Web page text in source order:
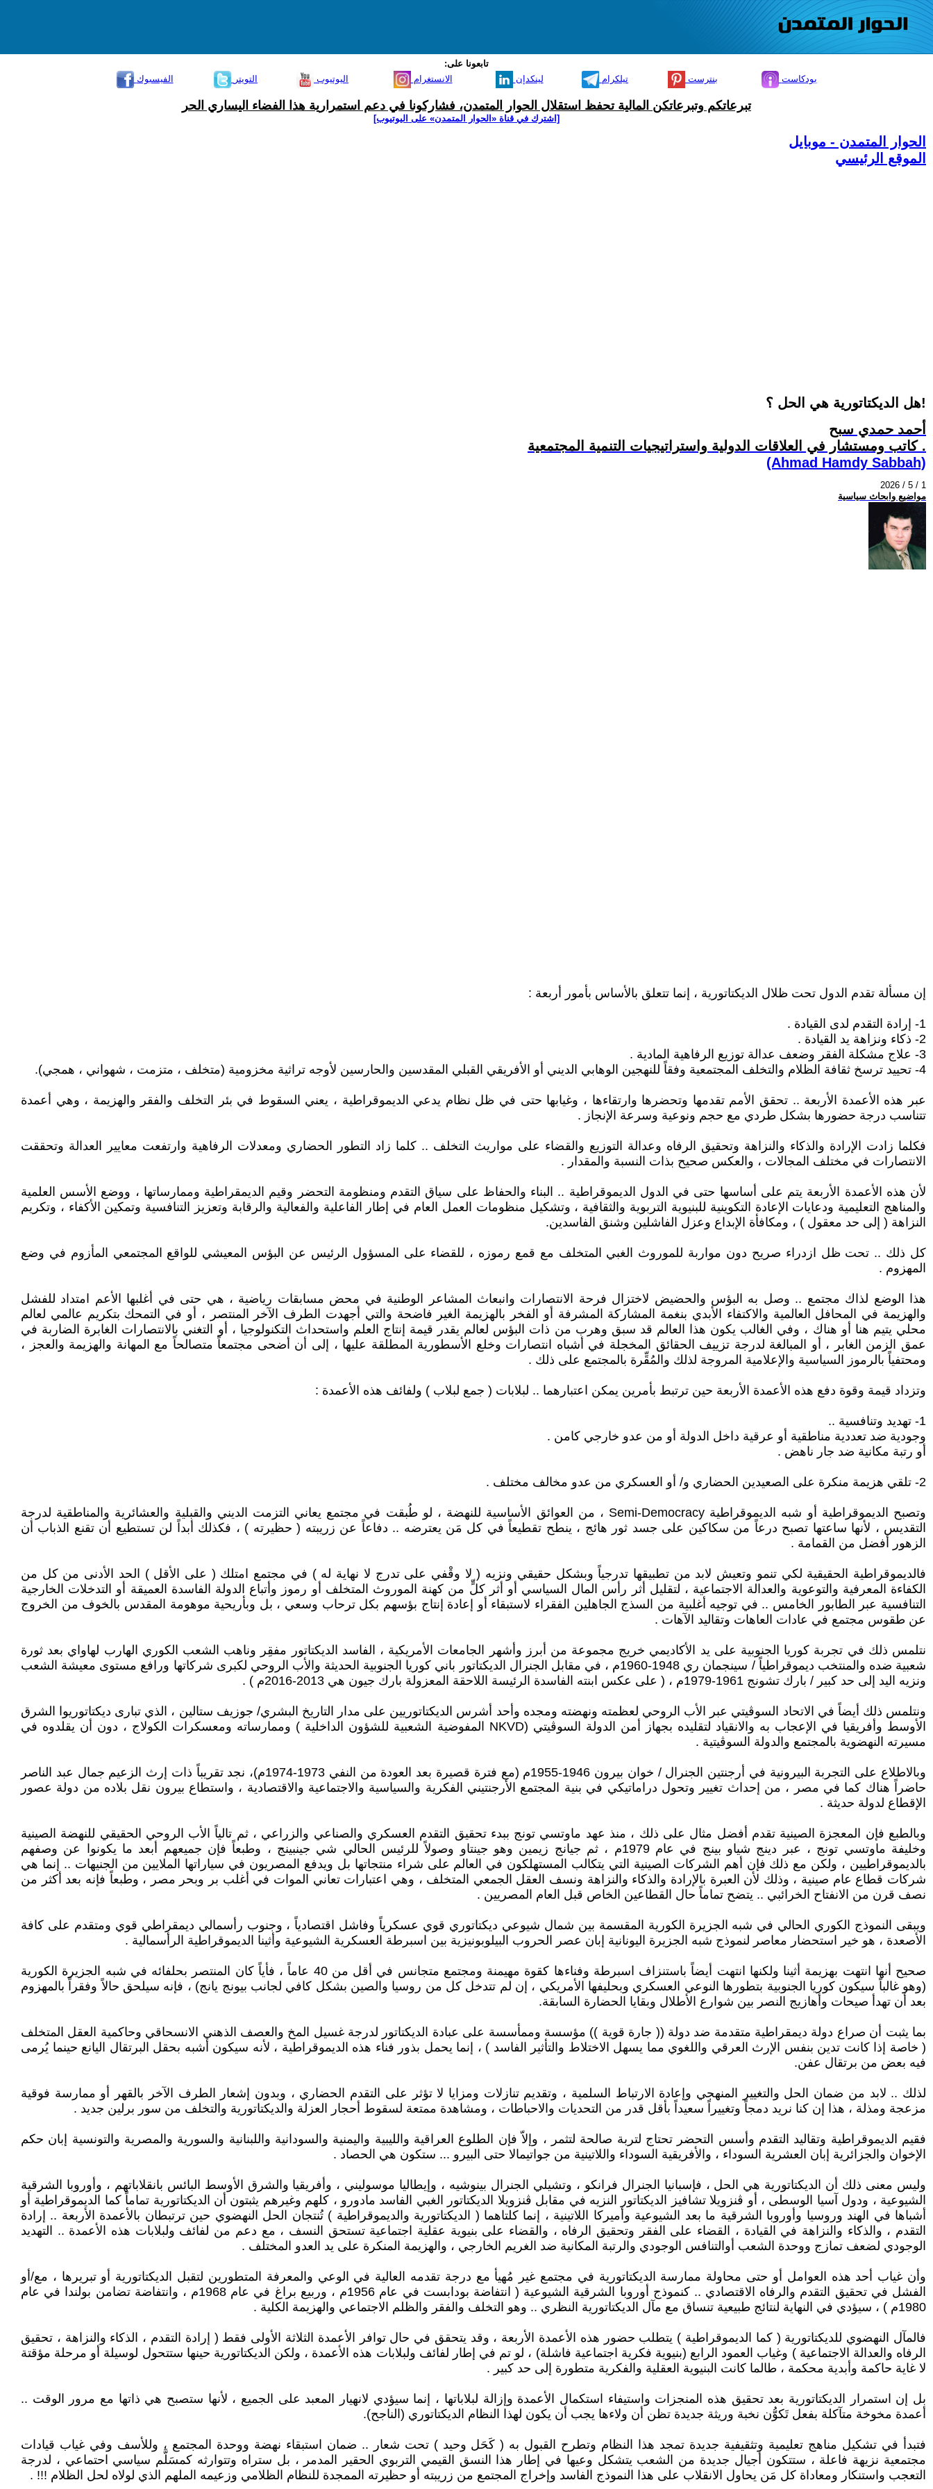
تابعونا على:
الفيسبوك
التويتر اليوتيوب الانستغرام لينكدإن تيلكرام بنترست بودكاست
تبرعاتكم وتبرعاتكن المالية تحفظ استقلال الحوار المتمدن، فشاركونا في دعم استمرارية هذا الفضاء اليساري الحر
[اشترك في قناة ‫«الحوار المتمدن» على اليوتيوب]
الحوار المتمدن - موبايل
الموقع الرئيسي
هل الديكتاتورية هي الحل ؟!
أحمد حمدي سبح
كاتب ومستشار في العلاقات الدولية واستراتيجيات التنمية المجتمعية .
(Ahmad Hamdy Sabbah)
2026 / 5 / 1
مواضيع وابحاث سياسية
إن مسألة تقدم الدول تحت ظلال الديكتاتورية ، إنما تتعلق بالأساس بأمور أربعة :
1- إرادة التقدم لدى القيادة .
2- ذكاء ونزاهة يد القيادة .
3- علاج مشكلة الفقر وضعف عدالة توزيع الرفاهية المادية .
4- تحييد ترسخ ثقافة الظلام والتخلف المجتمعية وفقاً للنهجين الوهابي الديني أو الأفريقي القبلي المقدسين والحارسين لأوجه تراثية مخزومية (متخلف ، متزمت ، شهواني ، همجي).
عبر هذه الأعمدة الأربعة .. تحقق الأمم تقدمها وتحضرها وارتقاءها ، وغيابها حتى في ظل نظام يدعي الديموقراطية ، يعني السقوط في بئر التخلف والفقر والهزيمة ، وهي أعمدة
تتناسب درجة حضورها بشكل طردي مع حجم ونوعية وسرعة الإنجاز .
فكلما زادت الإرادة والذكاء والنزاهة وتحقيق الرفاه وعدالة التوزيع والقضاء على مواريث التخلف .. كلما زاد التطور الحضاري ومعدلات الرفاهية وارتفعت معايير العدالة وتحققت
الانتصارات في مختلف المجالات ، والعكس صحيح بذات النسبة والمقدار .
لأن هذه الأعمدة الأربعة يتم على أساسها حتى في الدول الديموقراطية .. البناء والحفاظ على سياق التقدم ومنظومة التحضر وقيم الديمقراطية وممارساتها ، ووضع الأسس العلمية
والمناهج التعليمية ودعايات الإعادة التكوينية للبنيوية التربوية والثقافية ، وتشكيل منظومات العمل العام في إطار الفاعلية والفعالية والرقابة وتعزيز التنافسية وتمكين الأكفاء ، وتكريم
النزاهة ( إلى حد معقول ) ، ومكافأة الإبداع وعزل الفاشلين وشنق الفاسدين.
كل ذلك .. تحت ظل ازدراء صريح دون مواربة للموروث الغبي المتخلف مع قمع رموزه ، للقضاء على المسؤول الرئيس عن البؤس المعيشي للواقع المجتمعي المأزوم في وضع
المهزوم .
هذا الوضع لذاك مجتمع .. وصل به البؤس والحضيض لاختزال فرحة الانتصارات وانبعاث المشاعر الوطنية في محض مسابقات رياضية ، هي حتى في أغلبها الأعم امتداد للفشل
والهزيمة في المحافل العالمية والاكتفاء الأبدي بنغمة المشاركة المشرفة أو الفخر بالهزيمة الغير فاضحة والتي أجهدت الطرف الآخر المنتصر ، أو في التمحك بتكريم عالمي لعالم
محلي يتيم هنا أو هناك ، وفي الغالب يكون هذا العالم قد سبق وهرب من ذات البؤس لعالم يقدر قيمة إنتاج العلم واستحداث التكنولوجيا ، أو التغني بالانتصارات الغابرة الضاربة في
عمق الزمن الغابر ، أو المبالغة لدرجة تزييف الحقائق المخجلة في أشباه انتصارات وخلع الأسطورية المطلقة عليها ، إلى أن أضحى مجتمعاً متصالحاً مع المهانة والهزيمة والعجز ،
ومحتفياً بالرموز السياسية والإعلامية المروجة لذلك والمُقِّرة بالمجتمع على ذلك .
وتزداد قيمة وقوة دفع هذه الأعمدة الأربعة حين ترتبط بأمرين يمكن اعتبارهما .. لبلابات ( جمع لبلاب ) ولفائف هذه الأعمدة :
1- تهديد وتنافسية ..
وجودية ضد تعددية مناطقية أو عرقية داخل الدولة أو من عدو خارجي كامن .
أو رتبة مكانية ضد جار ناهض .
2- تلقي هزيمة منكرة على الصعيدين الحضاري و/ أو العسكري من عدو مخالف مختلف .
وتصبح الديموقراطية أو شبه الديموقراطية Semi-Democracy ، من العوائق الأساسية للنهضة ، لو طُبقت في مجتمع يعاني التزمت الديني والقبلية والعشائرية والمناطقية لدرجة
التقديس ، لأنها ساعتها تصبح درعاً من سكاكين على جسد ثور هائج ، ينطح تقطيعاً في كل مَن يعترضه .. دفاعاً عن زريبته ( حظيرته ) ، فكذلك أبداً لن تستطيع أن تقنع الذباب أن
الزهور أفضل من القمامة .
فالديموقراطية الحقيقية لكي تنمو وتعيش لابد من تطبيقها تدرجياً وبشكل حقيقي ونزيه ( لا وقْفي على تدرج لا نهاية له ) في مجتمع امتلك ( على الأقل ) الحد الأدنى من كل من
الكفاءة المعرفية والتوعوية والعدالة الاجتماعية ، لتقليل أثر رأس المال السياسي أو أثر كلٍّ من كهنة الموروث المتخلف أو رموز وأتباع الدولة الفاسدة العميقة أو التدخلات الخارجية
التنافسية عبر الطابور الخامس .. في توجيه أغلبية من السذج الجاهلين الفقراء لاستبقاء أو إعادة إنتاج بؤسهم بكل ترحاب وسعي ، بل وبأريحية موهومة المقدس بالخوف من الخروج
عن طقوس مجتمع في عادات العاهات وتقاليد الآهات .
نتلمس ذلك في تجربة كوريا الجنوبية على يد الأكاديمي خريج مجموعة من أبرز وأشهر الجامعات الأمريكية ، الفاسد الديكتاتور مفقِر وناهب الشعب الكوري الهارب لهاواي بعد ثورة
شعبية ضده والمنتخب ديموقراطياً / سينجمان ري 1948-1960م ، في مقابل الجنرال الديكتاتور باني كوريا الجنوبية الحديثة والأب الروحي لكبرى شركاتها ورافع مستوى معيشة الشعب
ونزيه اليد إلى حد كبير / بارك تشونج 1961-1979م ، ( على عكس ابنته الفاسدة الرئيسة اللاحقة المعزولة بارك جيون هي 2013-2016م ) .
ونتلمس ذلك أيضاً في الاتحاد السوڤيتي عبر الأب الروحي لعظمته ونهضته ومجده وأحد أشرس الديكتاتوريين على مدار التاريخ البشري/ جوزيف ستالين ، الذي تبارى ديكتاتوريوا الشرق
الأوسط وأفريقيا في الإعجاب به والانقياد لتقليده بجهاز أمن الدولة السوڨيتي (NKVD المفوضية الشعبية للشؤون الداخلية ) وممارساته ومعسكرات الكولاج ، دون أن يقلدوه في
مسيرته النهضوية بالمجتمع والدولة السوڤيتية .
وبالاطلاع على التجربة البيرونية في أرجنتين الجنرال / خوان بيرون 1946-1955م (مع فترة قصيرة بعد العودة من النفي 1973-1974م)، نجد تقريباً ذات إرث الزعيم جمال عبد الناصر
حاضراً هناك كما في مصر ، من إحداث تغيير وتحول دراماتيكي في بنية المجتمع الأرجنتيني الفكرية والسياسية والاجتماعية والاقتصادية ، واستطاع بيرون نقل بلاده من دولة عصور
الإقطاع لدولة حديثة .
وبالطبع فإن المعجزة الصينية تقدم أفضل مثال على ذلك ، منذ عهد ماوتسي تونج ببدء تحقيق التقدم العسكري والصناعي والزراعي ، ثم تالياً الأب الروحي الحقيقي للنهضة الصينية
وخليفة ماوتسي تونج ، عبر دينج شياو بينج في عام 1979م ، ثم جيانج زيمين وهو جينتاو وصولاً للرئيس الحالي شي جينبينج ، وطبعاً فإن جميعهم أبعد ما يكونوا عن وصفهم
بالديموقراطيين ، ولكن مع ذلك فإن أهم الشركات الصينية التي يتكالب المستهلكون في العالم على شراء منتجاتها بل ويدفع المصريون في سياراتها الملايين من الجنيهات .. إنما هي
شركات قطاع عام صينية ، وذلك لأن العبرة بالإرادة والذكاء والنزاهة ونسف العقل الجمعي المتخلف ، وهي اعتبارات تعاني الموات في أغلب بر وبحر مصر ، وطبعاً فإنه بعد أكثر من
نصف قرن من الانفتاح الخرائبي .. يتضح تماماً حال القطاعين الخاص قبل العام المصريين .
ويبقى النموذج الكوري الحالي في شبه الجزيرة الكورية المقسمة بين شمال شيوعي ديكتاتوري قوي عسكرياً وفاشل اقتصادياً ، وجنوب رأسمالي ديمقراطي قوي ومتقدم على كافة
الأصعدة ، هو خير استحضار معاصر لنموذج شبه الجزيرة اليونانية إبان عصر الحروب البيلوبونيزية بين اسبرطة العسكرية الشيوعية وأثينا الديموقراطية الرأسمالية .
صحيح أنها انتهت بهزيمة أثينا ولكنها انتهت أيضاً باستنزاف اسبرطة وفناءها كقوة مهيمنة ومجتمع متجانس في أقل من 40 عاماً ، فأياً كان المنتصر بحلفائه في شبه الجزيرة الكورية
(وهو غالباً سيكون كوريا الجنوبية بتطورها النوعي العسكري وبحليفها الأمريكي ، إن لم تتدخل كل من روسيا والصين بشكل كافي لجانب بيونج يانج) ، فإنه سيلحق حالاً وفقراً بالمهزوم
بعد أن تهدأ صيحات وأهازيج النصر بين شوارع الأطلال وبقايا الحضارة السابقة.
بما يثبت أن صراع دولة ديمقراطية متقدمة ضد دولة (( جارة قوية )) مؤسسة وممأسسة على عبادة الديكتاتور لدرجة غسيل المخ والعصف الذهني الانسحاقي وحاكمية العقل المتخلف
( خاصة إذا كانت تدين بنفس الإرث العرقي واللغوي مما يسهل الاختلاط والتأثير الفاسد ) ، إنما يحمل بذور فناء هذه الديموقراطية ، لأنه سيكون أشبه بحقل البرتقال اليانع حينما يُرمى
فيه بعض من برتقال عفن.
لذلك .. لابد من ضمان الحل والتغيير المنهجي وإعادة الارتباط السلمية ، وتقديم تنازلات ومزايا لا تؤثر على التقدم الحضاري ، وبدون إشعار الطرف الآخر بالقهر أو ممارسة فوقية
مزعجة ومذلة ، هذا إن كنا نريد دمجاً وتغييراً سعيداً بأقل قدر من التحديات والاحباطات ، ومشاهدة ممتعة لسقوط أحجار العزلة والديكتاتورية والتخلف من سور برلين جديد .
فقيم الديموقراطية وتقاليد التقدم وأسس التحضر تحتاج لتربة صالحة لتثمر ، وإلاّ فإن الطلوع العراقية والليبية واليمنية والسودانية واللبنانية والسورية والمصرية والتونسية إبان حكم
الإخوان والجزائرية إبان العشرية السوداء ، والأفريقية السوداء واللاتينية من جواتيمالا حتى البيرو ... ستكون هي الحصاد .
وليس معنى ذلك أن الديكتاتورية هي الحل ، فإسبانيا الجنرال فرانكو ، وتشيلي الجنرال بينوشيه ، وإيطاليا موسوليني ، وأفريقيا والشرق الأوسط البائس بانقلاباتهم ، وأوروبا الشرقية
الشيوعية ، ودول آسيا الوسطى ، أو ڤنزويلا تشافيز الديكتاتور النزيه في مقابل ڤنزويلا الديكتاتور الغبي الفاسد مادورو ، كلهم وغيرهم يثبتون أن الديكتاتورية تماماً كما الديموقراطية أو
أشباها في الهند وروسيا وأوروبا الشرقية ما بعد الشيوعية وأميركا اللاتينية ، إنما كلتاهما ( الديكتاتورية والديموقراطية ) تُنتجان الحل النهضوي حين ترتبطان بالأعمدة الأربعة .. إرادة
التقدم ، والذكاء والنزاهة في القيادة ، القضاء على الفقر وتحقيق الرفاه ، والقضاء على بنيوية عقلية اجتماعية تستحق النسف ، مع دعم من لفائف ولبلابات هذه الأعمدة .. التهديد
الوجودي لضعف تمازج ووحدة الشعب أوالتنافس الوجودي والرتبة المكانية ضد الغريم الخارجي ، والهزيمة المنكرة على يد العدو المختلف .
وأن غياب أحد هذه العوامل أو حتى محاولة ممارسة الديكتاتورية في مجتمع غير مُهيأ مع درجة تقدمه العالية في الوعي والمعرفة المتطورين لتقبل الديكتاتورية أو تبريرها ، مع/أو
الفشل في تحقيق التقدم والرفاه الاقتصادي .. كنموذج أوروبا الشرقية الشيوعية ( انتفاضة بودابست في عام 1956م ، وربيع براغ في عام 1968م ، وانتفاضة تضامن بولندا في عام
1980م ) ، سيؤدي في النهاية لنتائج طبيعية تنساق مع مآل الديكتاتورية النظري .. وهو التخلف والفقر والظلم الاجتماعي والهزيمة الكلية .
فالمآل النهضوي للديكتاتورية ( كما الديموقراطية ) يتطلب حضور هذه الأعمدة الأربعة ، وقد يتحقق في حال توافر الأعمدة الثلاثة الأولى فقط ( إرادة التقدم ، الذكاء والنزاهة ، تحقيق
الرفاه والعدالة الاجتماعية ) وغياب العمود الرابع (بنيوية فكرية اجتماعية فاشلة) ، لو تم في إطار لفائف ولبلابات هذه الأعمدة ، ولكن الديكتاتورية حينها ستتحول لوسيلة أو مرحلة مؤقتة
لا غاية حاكمة وأبدية محكمة ، طالما كانت البنيوية العقلية والفكرية متطورة إلى حد كبير .
بل إن استمرار الديكتاتورية بعد تحقيق هذه المنجزات واستيفاء استكمال الأعمدة وإزالة لبلاباتها ، إنما سيؤدي لانهيار المعبد على الجميع ، لأنها ستصبح هي ذاتها مع مرور الوقت ..
أعمدة مخوخة متآكلة بفعل تَكوُّن نخبة وريثة جديدة تظن أن ولاءها يجب أن يكون لهذا النظام الديكتاتوري (الناجح).
فتبدأ في تشكيل مناهج تعليمية وتثقيفية جديدة تمجد هذا النظام وتطرح القبول به ( كَحَل وحيد ) تحت شعار .. ضمان استبقاء نهضة ووحدة المجتمع ، وللأسف وفي غياب قيادات
مجتمعية نزيهة فاعلة ، ستتكون أجيال جديدة من الشعب يتشكل وعيها في إطار هذا النسق القيمي التربوي الحقير المدمر ، بل ستراه وتتوارثه كمسَلَّم سياسي احتماعي ، لدرجة
التعجب واستنكار ومعاداة كل مَن يحاول الانقلاب على هذا النموذج الفاسد وإخراج المجتمع من زريبته أو حظيرته الممجدة للنظام الظلامي وزعيمه الملهم الذي لولاه لحل الظلام !!! .